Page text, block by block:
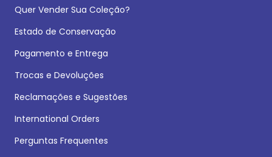
Quer Vender Sua Coleção?
Estado de Conservação
Pagamento e Entrega
Trocas e Devoluções
Reclamações e Sugestões
International Orders
Perguntas Frequentes